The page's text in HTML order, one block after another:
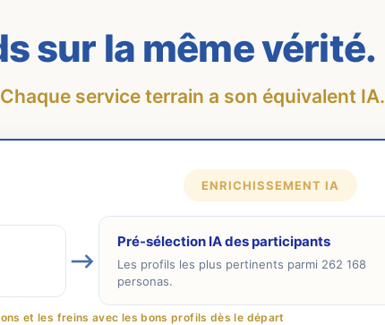
sur la même vérité.
service terrain a son équivalent IA.
ENRICHISSEMENT IA
⟶
Pré-sélection IA des participants
Les profils les plus pertinents parmi 262 168
personas.
et les freins avec les bons profils dès le départ